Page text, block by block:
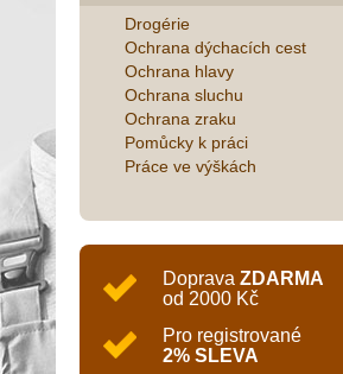
Drogérie
Ochrana dýchacích cest
Ochrana hlavy
Ochrana sluchu
Ochrana zraku
Pomůcky k práci
Práce ve výškách
Doprava ZDARMA
od 2000 Kč
Pro registrované
2% SLEVA